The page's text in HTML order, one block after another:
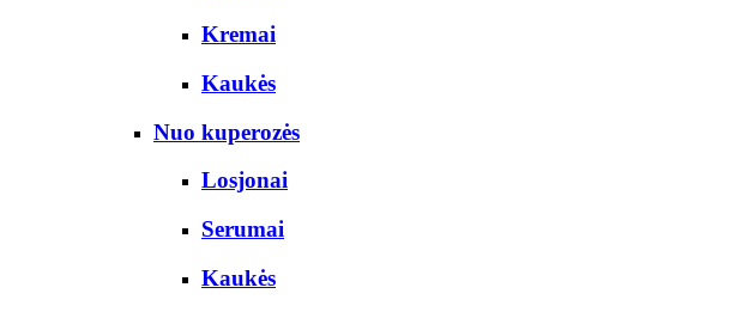
Kremai
Kaukės
Nuo kuperozės
Losjonai
Serumai
Kaukės